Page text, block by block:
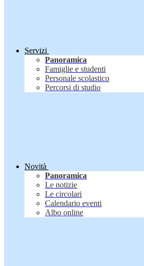
Servizi
Panoramica
Famiglie e studenti
Personale scolastico
Percorsi di studio
Novità
Panoramica
Le notizie
Le circolari
Calendario eventi
Albo online